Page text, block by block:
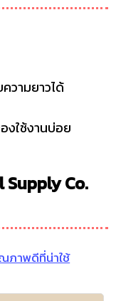
วามยาวได้
งใช้งานบ่อย
Supply Co.
ภาพดีที่น่าใช้